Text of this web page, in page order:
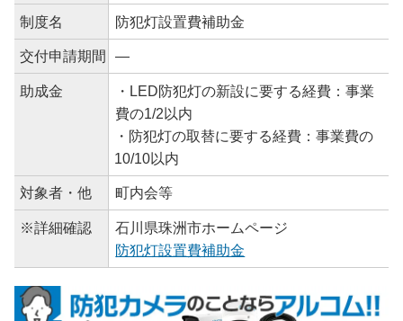
制度名 防犯灯設置費補助金
交付申請期間 ―
助成金
・LED防犯灯の新設に要する経費：事業
費の1/2以内
・防犯灯の取替に要する経費：事業費の
10/10以内
対象者・他 町内会等
※詳細確認
石川県珠洲市ホームページ
防犯灯設置費補助金